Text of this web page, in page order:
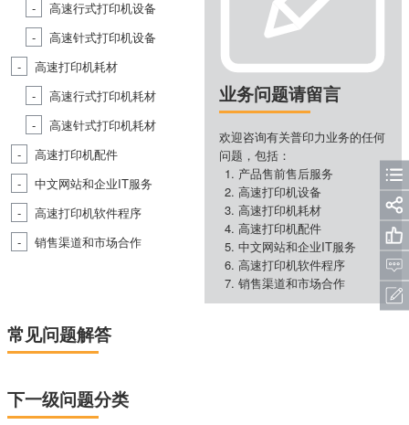
高速行式打印机设备
高速针式打印机设备
高速打印机耗材
高速行式打印机耗材
高速针式打印机耗材
高速打印机配件
中文网站和企业IT服务
高速打印机软件程序
销售渠道和市场合作
业务问题请留言
欢迎咨询有关普印力业务的任何
问题，包括：
产品售前售后服务
高速打印机设备
高速打印机耗材
高速打印机配件
中文网站和企业IT服务
高速打印机软件程序
销售渠道和市场合作
常见问题解答
下一级问题分类